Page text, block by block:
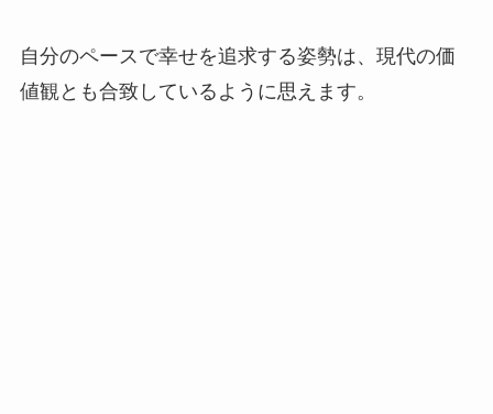
自分のペースで幸せを追求する姿勢は、現代の価
値観とも合致しているように思えます。